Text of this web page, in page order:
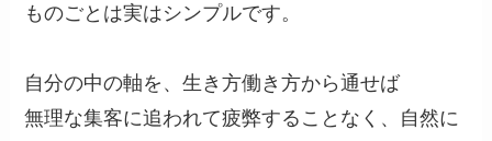
ものごとは実はシンプルです。
自分の中の軸を、生き方働き方から通せば
無理な集客に追われて疲弊することなく、自然に